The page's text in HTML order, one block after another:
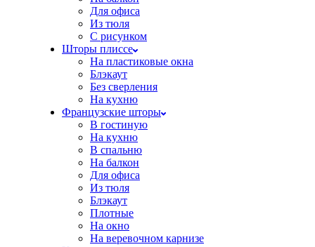
Для офиса
Из тюля
С рисунком
Шторы плиссе
На пластиковые окна
Блэкаут
Без сверления
На кухню
Французские шторы
В гостиную
На кухню
В спальню
На балкон
Для офиса
Из тюля
Блэкаут
Плотные
На окно
На веревочном карнизе